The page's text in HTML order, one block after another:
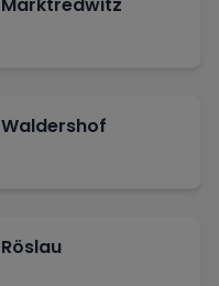
Waldershof
Röslau